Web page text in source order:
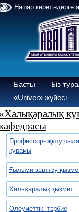
Нашар көретіндерге
Басты Біз
«Univer» жүйесі
Профессор-
құрамы
Ғылыми-зерттеу
Халықаралық қызмет
Әлеуметтік -тәрбие